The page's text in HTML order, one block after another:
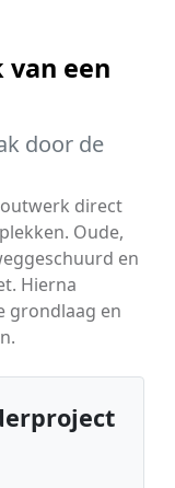
van een
door de
direct
Oude,
en
Hierna
grondlaag en